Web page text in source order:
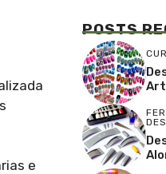
e
POSTS
Art